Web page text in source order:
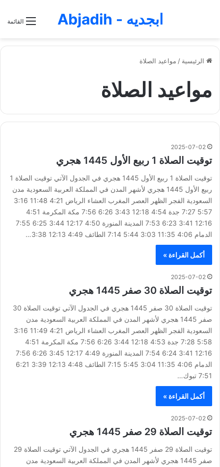
القائمة ابجديه - Abjadih
الرئيسية / مواعيد الصلاة
مواعيد الصلاة
2025-07-02
توقيت الصلاة 1 ربيع الأول 1445 هجري
توقيت الصلاة 1 ربيع الأول 1445 هجري في الجدول الآتي توقيت الصلاة 1
ربيع الأول 1445 هجري لأشهر المدن في المملكة العربية السعودية مدن
السعودية الفجر الظهر العصر المغرب العشاء الرياض 4:21 11:48 3:16
5:57 7:27 جدة 4:54 12:18 3:43 6:26 7:56 مكة المكرمة 4:51
12:16 3:41 6:23 7:53 المدينة المنورة 4:50 12:17 3:44 6:25 7:55
الدمام 4:06 11:35 3:03 5:44 7:14 الطائف 4:49 12:13 3:38…
أكمل القراءة »
2025-07-02
توقيت الصلاة 30 صفر 1445 هجري
توقيت الصلاة 30 صفر 1445 هجري في الجدول الآتي توقيت الصلاة 30
صفر 1445 هجري لأشهر المدن في المملكة العربية السعودية مدن
السعودية الفجر الظهر العصر المغرب العشاء الرياض 4:21 11:49 3:16
5:58 7:28 جدة 4:53 12:18 3:44 6:26 7:56 مكة المكرمة 4:51
12:16 3:41 6:24 7:54 المدينة المنورة 4:49 12:17 3:45 6:26 7:56
الدمام 4:06 11:35 3:04 5:45 7:15 الطائف 4:48 12:13 3:39 6:21
7:51 تبوك…
أكمل القراءة »
2025-07-02
توقيت الصلاة 29 صفر 1445 هجري
توقيت الصلاة 29 صفر 1445 هجري في الجدول الآتي توقيت الصلاة 29
صفر 1445 هجري لأشهر المدن في المملكة العربية السعودية مدن